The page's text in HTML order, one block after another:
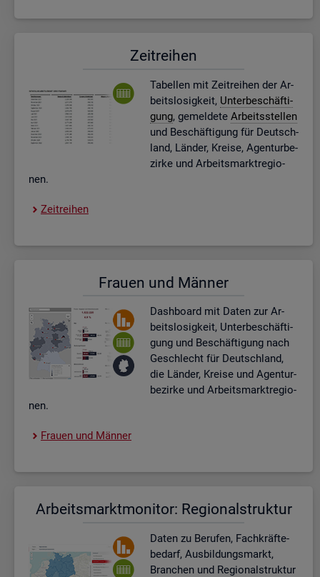
Zeit­rei­hen
Ta­bel­len mit Zeit­rei­hen der Ar­
beits­lo­sig­keit, Un­ter­be­schäf­ti­
gung, ge­mel­de­te Ar­beits­stel­len
und Be­schäf­ti­gung für Deutsch­
land, Län­der, Krei­se, Agen­tur­be­
zir­ke und Ar­beits­markt­re­gio­
nen.
Zeit­rei­hen
Frau­en und Män­ner
Dash­board mit Daten zur Ar­
beits­lo­sig­keit, Un­ter­be­schäf­ti­
gung und Be­schäf­ti­gung nach
Ge­schlecht für Deutsch­land,
die Län­der, Krei­se und Agen­tur­
be­zir­ke und Ar­beits­markt­re­gio­
nen.
Frau­en und Män­ner
Ar­beits­markt­mo­ni­tor: Re­gio­nal­struk­tur
Daten zu Be­ru­fen, Fach­kräf­te­
be­darf, Aus­bil­dungs­markt,
Bran­chen und Re­gio­nal­struk­tur